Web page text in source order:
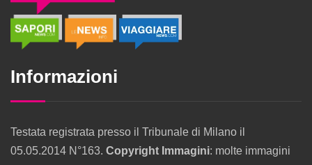
Informazioni
Testata registrata presso il Tribunale di Milano il
05.05.2014 N°163. Copyright Immagini: molte immagini